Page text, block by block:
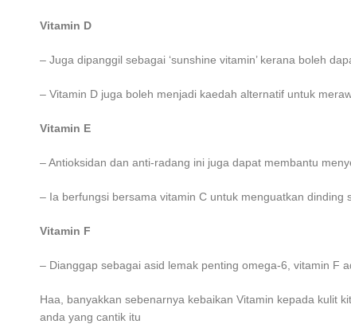
Vitamin D
– Juga dipanggil sebagai ‘sunshine vitamin’ kerana boleh
– Vitamin D juga boleh menjadi kaedah alternatif untuk
Vitamin E
– Antioksidan dan anti-radang ini juga dapat membantu
– Ia berfungsi bersama vitamin C untuk menguatkan dinding
Vitamin F
– Dianggap sebagai asid lemak penting omega-6, vitamin F
Haa, banyakkan sebenarnya kebaikan Vitamin kepada kulit
anda yang cantik itu